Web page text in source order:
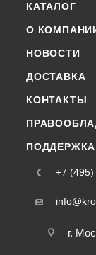
КАТАЛОГ
О
НОВОСТИ
ДОСТАВКА
КОНТАКТЫ
ПОДДЕРЖКА
+7
г.